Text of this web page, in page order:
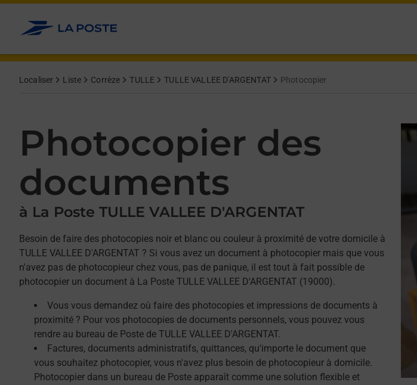
Allez au contenu
Localiser Liste Corrèze TULLE TULLE VALLEE D'ARGENTAT Photocopier
Photocopier des
documents
à La Poste TULLE VALLEE D'ARGENTAT
Besoin de faire des photocopies noir et blanc ou couleur à proximité de votre domicile à
TULLE VALLEE D'ARGENTAT ? Si vous avez un document à photocopier mais que vous
n'avez pas de photocopieur chez vous, pas de panique, il est tout à fait possible de
photocopier un document à La Poste TULLE VALLEE D'ARGENTAT (19000).
Vous vous demandez où faire des photocopies et impressions de documents à
proximité ? Pour vos photocopies de documents personnels, vous pouvez vous
rendre au bureau de Poste de TULLE VALLEE D'ARGENTAT.
Factures, documents administratifs, quittances, qu'importe le document que
vous souhaitez photocopier, vous n'avez plus besoin de photocopieur à domicile.
Photocopier dans un bureau de Poste apparaît comme une solution flexible et
Afficher ou masquer la réponse
Afficher ou masquer la réponse
Afficher ou masquer la réponse